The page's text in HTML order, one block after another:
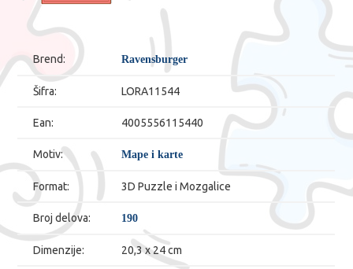
Brend: Ravensburger
Šifra: LORA11544
Ean: 4005556115440
Motiv: Mape i karte
Format: 3D Puzzle i Mozgalice
Broj delova: 190
Dimenzije: 20,3 x 24 cm